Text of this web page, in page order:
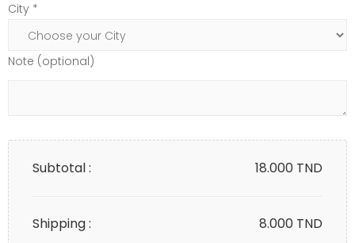
City *
Note (optional)
Subtotal : 18.000 TND
Shipping : 8.000 TND